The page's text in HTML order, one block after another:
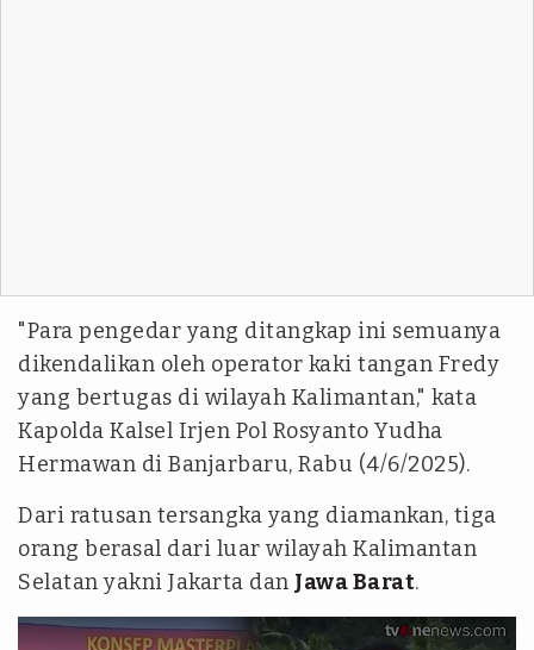
"Para pengedar yang ditangkap ini semuanya
dikendalikan oleh operator kaki tangan Fredy
yang bertugas di wilayah Kalimantan," kata
Kapolda Kalsel Irjen Pol Rosyanto Yudha
Hermawan di Banjarbaru, Rabu (4/6/2025).
Dari ratusan tersangka yang diamankan, tiga
orang berasal dari luar wilayah Kalimantan
Selatan yakni Jakarta dan Jawa Barat.
tvonenews